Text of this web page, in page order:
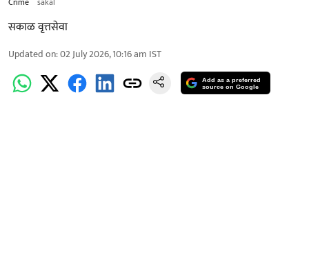
सकाळ वृत्तसेवा
Updated on:02 July 2026, 10:16 am IST
Add as a preferred
source on Google